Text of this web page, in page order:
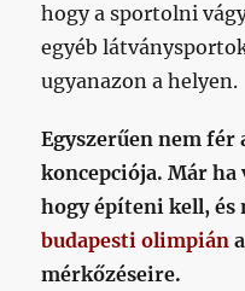
hogy a sportolni
egyéb
ugyanazon a helyen.
Egyszerűen nem fér
koncepciója. Már
hogy építeni kell, és
budapesti olimpián
mérkőzéseire.